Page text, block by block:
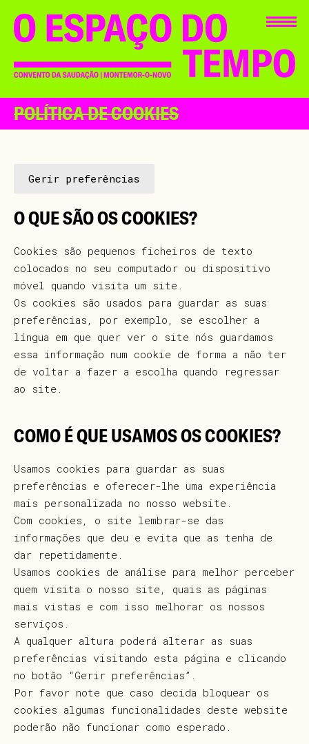
POLÍTICA DE COOKIES
Gerir preferências
O QUE SÃO OS COOKIES?
Cookies são pequenos ficheiros de texto
colocados no seu computador ou dispositivo
móvel quando visita um site.
Os cookies são usados para guardar as suas
preferências, por exemplo, se escolher a
língua em que quer ver o site nós guardamos
essa informação num cookie de forma a não ter
de voltar a fazer a escolha quando regressar
ao site.
COMO É QUE USAMOS OS COOKIES?
Usamos cookies para guardar as suas
preferências e oferecer-lhe uma experiência
mais personalizada no nosso website.
Com cookies, o site lembrar-se das
informações que deu e evita que as tenha de
dar repetidamente.
Usamos cookies de análise para melhor perceber
quem visita o nosso site, quais as páginas
mais vistas e com isso melhorar os nossos
serviços.
A qualquer altura poderá alterar as suas
preferências visitando esta página e clicando
no botão “Gerir preferências”.
Por favor note que caso decida bloquear os
cookies algumas funcionalidades deste website
poderão não funcionar como esperado.